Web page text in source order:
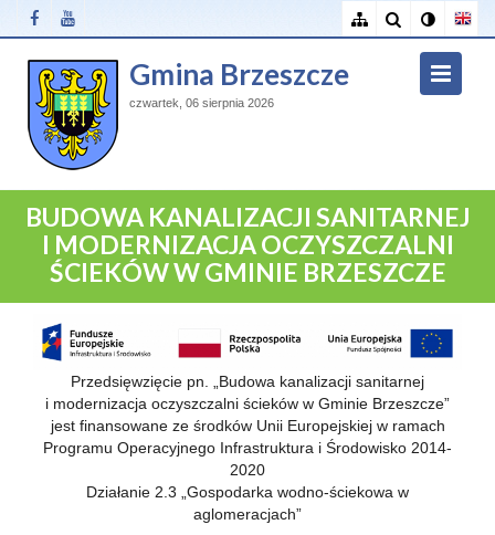
Gmina Brzeszcze
czwartek, 06 sierpnia 2026
BUDOWA KANALIZACJI SANITARNEJ
I MODERNIZACJA OCZYSZCZALNI
ŚCIEKÓW W GMINIE BRZESZCZE
Przedsięwzięcie pn. „Budowa kanalizacji sanitarnej
i modernizacja oczyszczalni ścieków w Gminie Brzeszcze”
jest finansowane ze środków Unii Europejskiej w ramach
Programu Operacyjnego Infrastruktura i Środowisko 2014-
2020
Działanie 2.3 „Gospodarka wodno-ściekowa w
aglomeracjach”